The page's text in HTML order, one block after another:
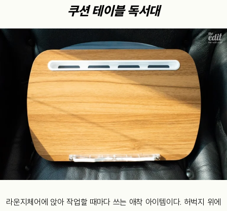
쿠션 테이블 독서대
라운지체어에 앉아 작업할 때마다 쓰는 애착 아이템이다. 허벅지 위에